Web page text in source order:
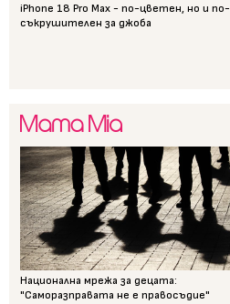
iPhone 18 Pro Max - по-цветен, но и по-
съкрушителен за джоба
Национална мрежа за децата:
"Саморазправата не е правосъдие"